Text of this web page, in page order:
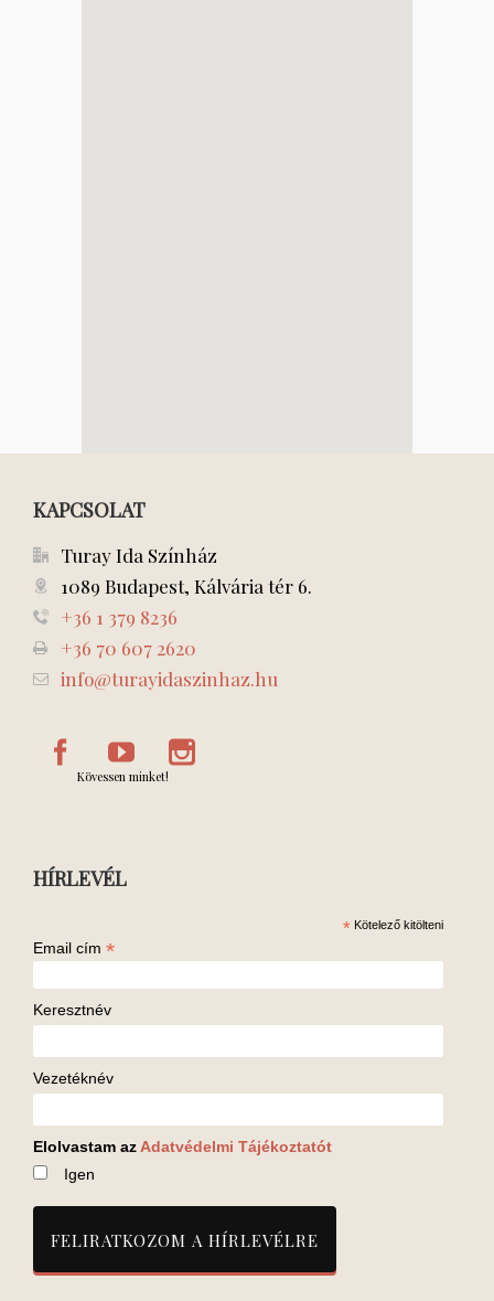
KAPCSOLAT
Turay Ida Színház
1089 Budapest, Kálvária tér 6.
+36 1 379 8236
+36 70 607 2620
info@turayidaszinhaz.hu
Kövessen minket!
HÍRLEVÉL
* Kötelező kitölteni
Email cím *
Keresztnév
Vezetéknév
Elolvastam az Adatvédelmi Tájékoztatót
Igen